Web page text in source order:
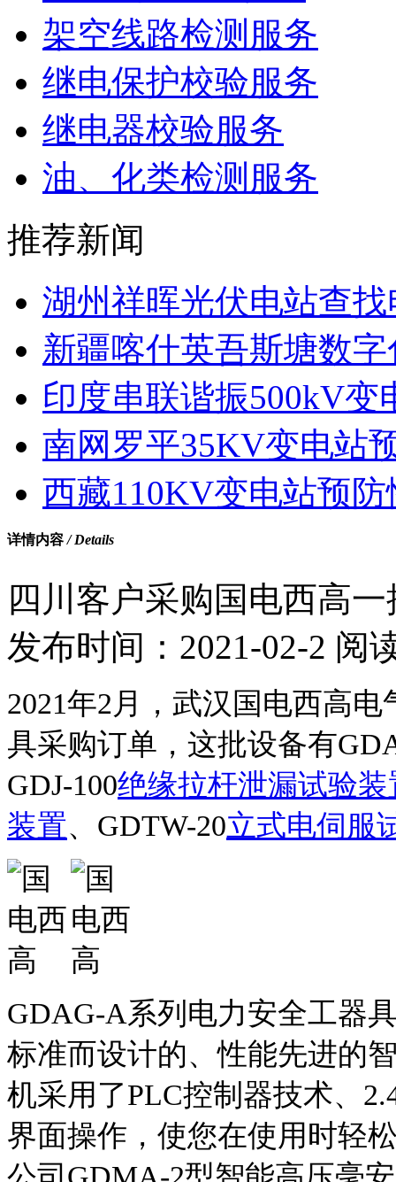
架空线路检测服务
继电保护校验服务
继电器校验服务
油、化类检测服务
推荐新闻
湖州祥晖光伏电站查找
新疆喀什英吾斯塘数
印度串联谐振500kV变
南网罗平35KV变电站
西藏110KV变电站预防
详情内容/ Details
四川客户采购国电西高
发布时间： 2021-02-2 阅
2021年2月，武汉国电西高
具采购订单，这批设备有
GDJ-100绝缘拉杆泄漏试验装
装置、GDTW-20立式电伺服
GDAG-A系列电力安全工器
标准而设计的、性能先进的
机采用了PLC控制器技术、
界面操作，使您在使用时轻